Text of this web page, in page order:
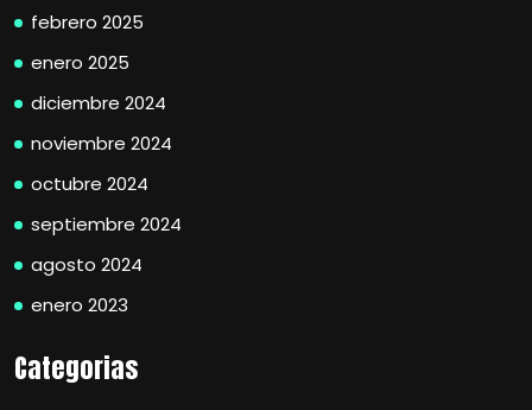
febrero 2025
enero 2025
diciembre 2024
noviembre 2024
octubre 2024
septiembre 2024
agosto 2024
enero 2023
Categorias